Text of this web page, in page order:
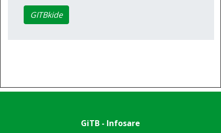
GITBkide
GiTB - Infosare